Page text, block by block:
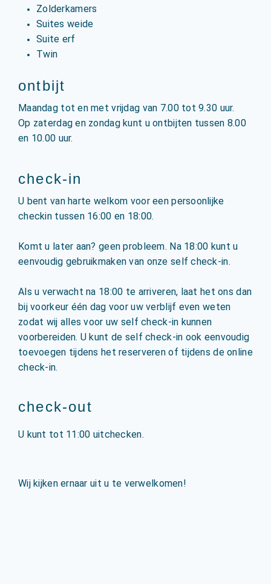
Zolderkamers
Suites weide
Suite erf
Twin
ontbijt
Maandag tot en met vrijdag van 7.00 tot 9.30 uur.
Op zaterdag en zondag kunt u ontbijten tussen 8.00
en 10.00 uur.
check-in
U bent van harte welkom voor een persoonlijke
checkin tussen 16:00 en 18:00.
Komt u later aan? geen probleem. Na 18:00 kunt u
eenvoudig gebruikmaken van onze self check-in.
Als u verwacht na 18:00 te arriveren, laat het ons dan
bij voorkeur één dag voor uw verblijf even weten
zodat wij alles voor uw self check-in kunnen
voorbereiden. U kunt de self check-in ook eenvoudig
toevoegen tijdens het reserveren of tijdens de online
check-in.
check-out
U kunt tot 11:00 uitchecken.
Wij kijken ernaar uit u te verwelkomen!